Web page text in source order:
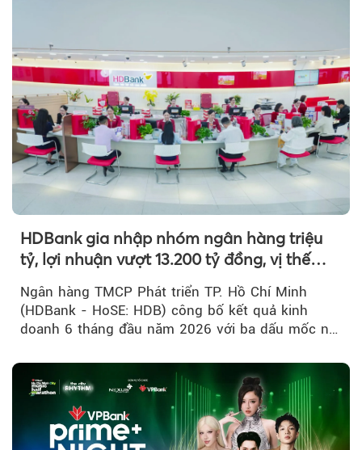
HDBank gia nhập nhóm ngân hàng triệu
tỷ, lợi nhuận vượt 13.200 tỷ đồng, vị thế
mới trên thị trường vốn quốc tế
Ngân hàng TMCP Phát triển TP. Hồ Chí Minh
(HDBank - HoSE: HDB) công bố kết quả kinh
doanh 6 tháng đầu năm 2026 với ba dấu mốc nổi